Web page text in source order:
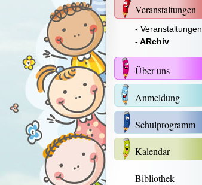
Veranstaltungen
- Veranstaltungen
- ARchiv
Über uns
Anmeldung
Schulprogramm
Kalendar
Bibliothek